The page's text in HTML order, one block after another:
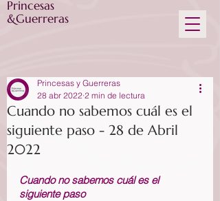
Princesas
&Guerreras
Cuando no sabemos cuál es el
siguiente paso - 28 de Abril
2022
Princesas y Guerreras
28 abr 2022 2 min de lectura
Cuando no sabemos cuál es el
siguiente paso